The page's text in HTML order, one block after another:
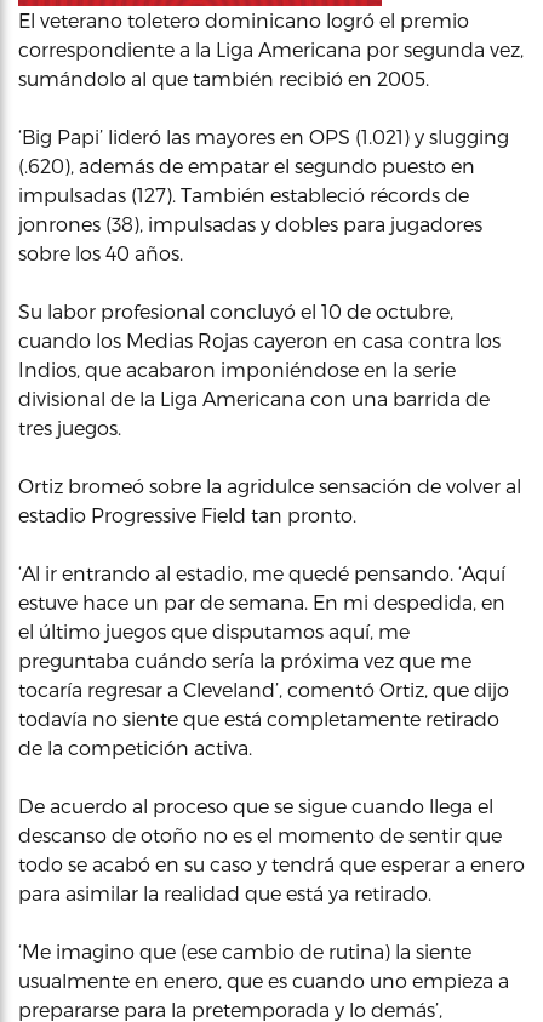
El veterano toletero dominicano logró el premio
correspondiente a la Liga Americana por segunda vez,
sumándolo al que también recibió en 2005.
‘Big Papi’ lideró las mayores en OPS (1.021) y slugging
(.620), además de empatar el segundo puesto en
impulsadas (127). También estableció récords de
jonrones (38), impulsadas y dobles para jugadores
sobre los 40 años.
Su labor profesional concluyó el 10 de octubre,
cuando los Medias Rojas cayeron en casa contra los
Indios, que acabaron imponiéndose en la serie
divisional de la Liga Americana con una barrida de
tres juegos.
Ortiz bromeó sobre la agridulce sensación de volver al
estadio Progressive Field tan pronto.
‘Al ir entrando al estadio, me quedé pensando. ‘Aquí
estuve hace un par de semana. En mi despedida, en
el último juegos que disputamos aquí, me
preguntaba cuándo sería la próxima vez que me
tocaría regresar a Cleveland’, comentó Ortiz, que dijo
todavía no siente que está completamente retirado
de la competición activa.
De acuerdo al proceso que se sigue cuando llega el
descanso de otoño no es el momento de sentir que
todo se acabó en su caso y tendrá que esperar a enero
para asimilar la realidad que está ya retirado.
‘Me imagino que (ese cambio de rutina) la siente
usualmente en enero, que es cuando uno empieza a
prepararse para la pretemporada y lo demás’,